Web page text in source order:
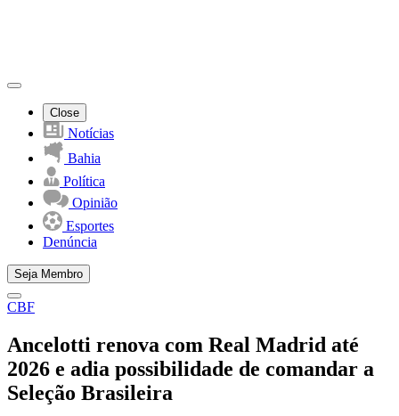
Close
Notícias
Bahia
Política
Opinião
Esportes
Denúncia
Seja Membro
CBF
Ancelotti renova com Real Madrid até
2026 e adia possibilidade de comandar a
Seleção Brasileira